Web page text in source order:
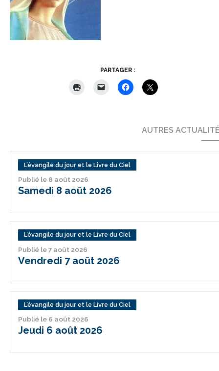
PARTAGER :
AUTRES
L’évangile du jour et le Livre du Ciel
Publié le 8 août 2026
Samedi 8 août 2026
L’évangile du jour et le Livre du Ciel
Publié le 7 août 2026
Vendredi 7 août 2026
L’évangile du jour et le Livre du Ciel
Publié le 6 août 2026
Jeudi 6 août 2026